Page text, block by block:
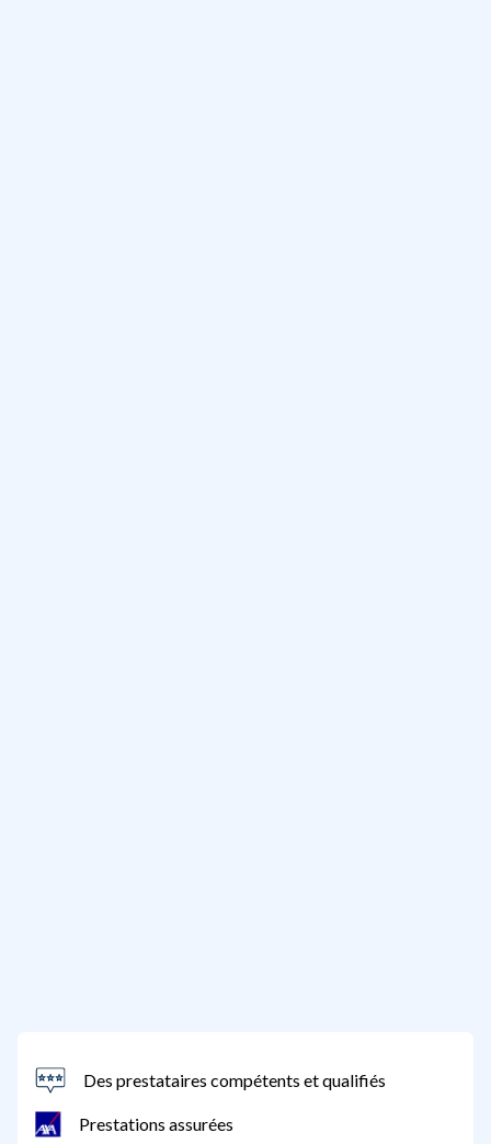
Des prestataires compétents et qualifiés
Prestations assurées